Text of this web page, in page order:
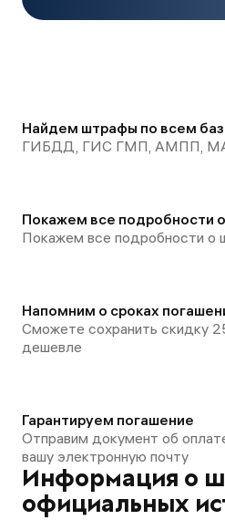
Найдем штрафы по всем
ГИБДД, ГИС ГМП, АМПП,
Покажем все подробности
Покажем все подробности о
Напомним о сроках
Сможете сохранить скидку
дешевле
Гарантируем погашение
Отправим документ об
вашу электронную почту
Информация о
официальных